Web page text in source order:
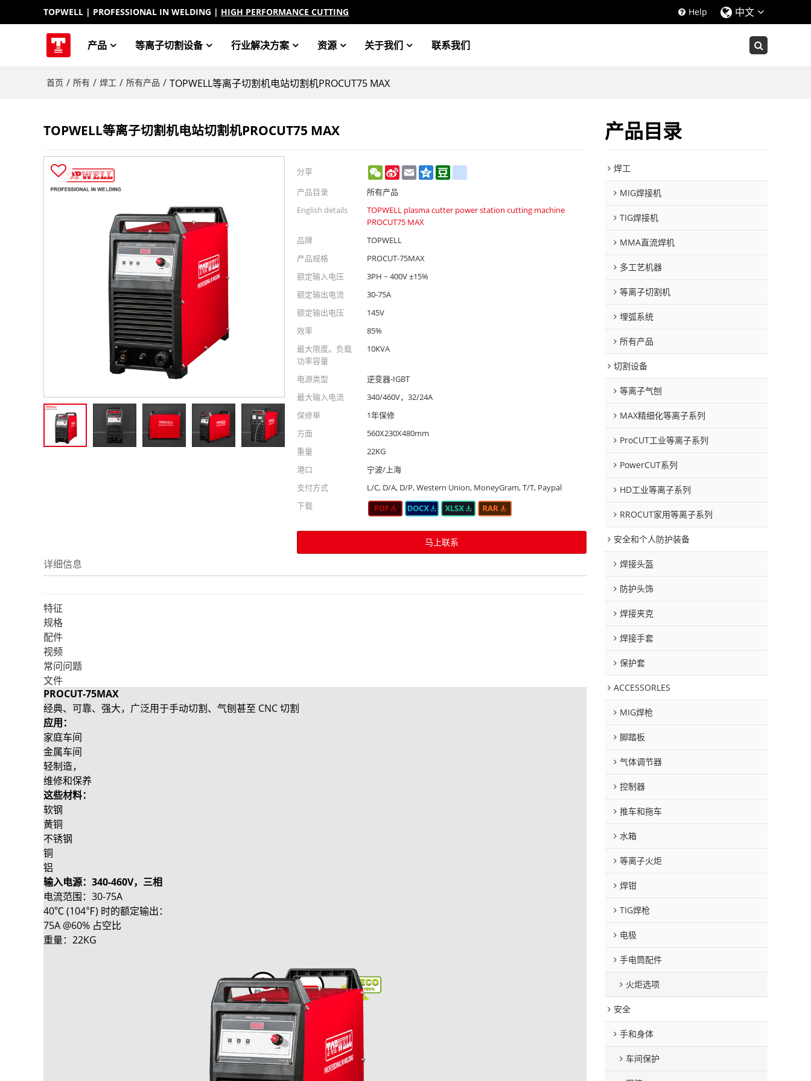
TOPWELL | PROFESSIONAL IN WELDING | HIGH PERFORMANCE CUTTING Help 中文
产品 等离子切割设备 行业解决方案 资源 关于我们 联系我们
首页 / 所有 / 焊工 / 所有产品 / TOPWELL等离子切割机电站切割机PROCUT75 MAX
TOPWELL等离子切割机电站切割机PROCUT75 MAX
分享 WeChat
Sina
Weibo
Email Qzone
产品目录
所有产品
English details
TOPWELL plasma cutter power station cutting machine
PROCUT75 MAX
品牌
TOPWELL
产品规格
PROCUT-75MAX
额定输入电压
3PH ~ 400V ±15%
额定输出电流
30-75A
额定输出电压
145V
效率
85%
最大限度。负载
功率容量
10KVA
电源类型
逆变器-IGBT
最大输入电流
340/460V，32/24A
保修单
1年保修
方面
560X230X480mm
重量
22KG
港口
宁波/上海
支付方式
L/C, D/A, D/P, Western Union, MoneyGram, T/T, Paypal
下载
马上联系
详细信息
特征
规格
配件
视频
常问问题
文件
PROCUT-75MAX
经典、可靠、强大，广泛用于手动切割、气刨甚至 CNC 切割
应用：
家庭车间
金属车间
轻制造，
维修和保养
这些材料：
软钢
黄铜
不锈钢
铜
铝
输入电源：340-460V，三相
电流范围：30-75A
40℃ (104℉) 时的额定输出：
75A @60% 占空比
重量：22KG
产品目录
焊工
MIG焊接机
TIG焊接机
MMA直流焊机
多工艺机器
等离子切割机
埋弧系统
所有产品
切割设备
等离子气刨
MAX精细化等离子系列
ProCUT工业等离子系列
PowerCUT系列
HD工业等离子系列
RROCUT家用等离子系列
安全和个人防护装备
焊接头盔
防护头饰
焊接夹克
焊接手套
保护套
ACCESSORLES
MIG焊枪
脚踏板
气体调节器
控制器
推车和拖车
水箱
等离子火炬
焊钳
TIG焊枪
电极
手电筒配件
火炬选项
安全
手和身体
车间保护